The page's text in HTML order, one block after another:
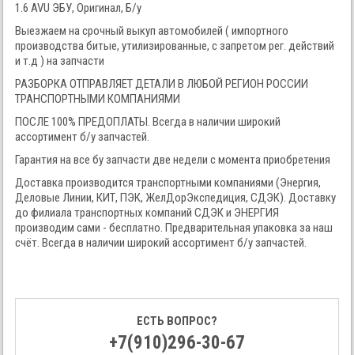
1.6 AVU ЭБУ, Оригинал, Б/у
Выезжаем на срочный выкуп автомобилей ( импортного
производства битые, утилизированные, с запретом рег. действий
и т.д ) на запчасти
РАЗБОРКА ОТПРАВЛЯЕТ ДЕТАЛИ В ЛЮБОЙ РЕГИОН РОССИИ
ТРАНСПОРТНЫМИ КОМПАНИЯМИ
ПОСЛЕ 100% ПРЕДОПЛАТЫ. Всегда в наличии широкий
ассортимент б/у запчастей.
Гарантия на все бу запчасти две недели с момента приобретения
Доставка производится транспортными компаниями (Энергия,
Деловые Линии, КИТ, ПЭК, ЖелДорЭкспедиция, СДЭК). Доставку
до филиала транспортных компаний СДЭК и ЭНЕРГИЯ
производим сами - бесплатно. Предварительная упаковка за наш
счёт. Всегда в наличии широкий ассортимент б/у запчастей.
ЕСТЬ ВОПРОС?
+7(910)296-30-67